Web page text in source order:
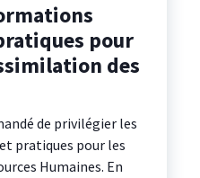
pour
des
de privilégier les
pratiques pour les
Humaines. En